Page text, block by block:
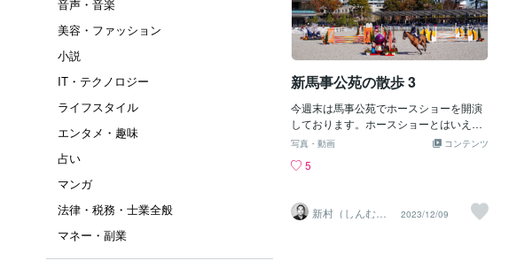
音声・音楽
美容・ファッション
小説
IT・テクノロジー
ライフスタイル
エンタメ・趣味
占い
マンガ
法律・税務・士業全般
マネー・副業
新馬事公苑の散歩 3
今週末は馬事公苑でホースショーを開演
しております。ホースショーとはいえ、
内容は馬術大会ですね。競技会ですので
が見られます。競技場だけではなく、競
のが良いところですね。見物しながら何
枚か写真も撮りましたのでアップしてま
コンテンツ
写真・動画
5
新村（しんむ
ら）
2023/12/09